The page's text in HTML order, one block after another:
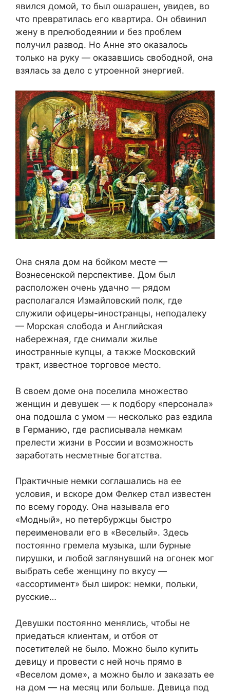
явился домой, то был ошарашен, увидев, во
что превратилась его квартира. Он обвинил
жену в прелюбодеянии и без проблем
получил развод. Но Анне это оказалось
только на руку — оказавшись свободной, она
взялась за дело с утроенной энергией.
Она сняла дом на бойком месте —
Вознесенской перспективе. Дом был
расположен очень удачно — рядом
располагался Измайловский полк, где
служили офицеры-иностранцы, неподалеку
— Морская слобода и Английская
набережная, где снимали жилье
иностранные купцы, а также Московский
тракт, известное торговое место.
В своем доме она поселила множество
женщин и девушек — к подбору «персонала»
она подошла с умом — несколько раз ездила
в Германию, где расписывала немкам
прелести жизни в России и возможность
заработать несметные богатства.
Практичные немки соглашались на ее
условия, и вскоре дом Фелкер стал известен
по всему городу. Она называла его
«Модный», но петербуржцы быстро
переименовали его в «Веселый». Здесь
постоянно гремела музыка, шли бурные
пирушки, и любой заглянувший на огонек мог
выбрать себе женщину по вкусу —
«ассортимент» был широк: немки, польки,
русские…
Девушки постоянно менялись, чтобы не
приедаться клиентам, и отбоя от
посетителей не было. Можно было купить
девицу и провести с ней ночь прямо в
«Веселом доме», а можно было и заказать ее
на дом — на месяц или больше. Девица под